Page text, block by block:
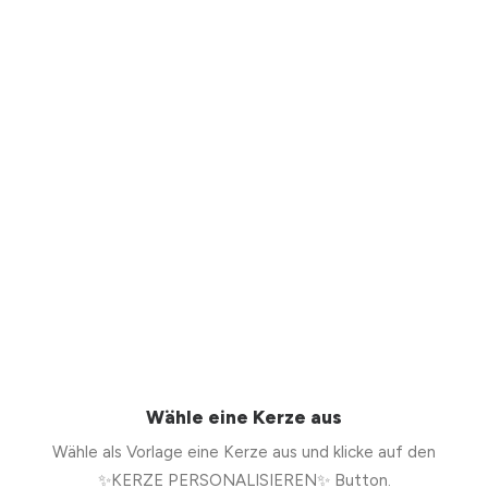
Wähle eine Kerze aus
Wähle als Vorlage eine Kerze aus und klicke auf den
✨KERZE PERSONALISIEREN✨ Button.